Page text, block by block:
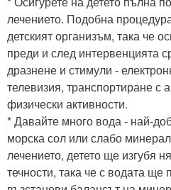
лечението. Подобна
детският организъм, така че
преди и след интервенцията
дразнене и стимули -
телевизия, транспортиране с
физически активности.
* Давайте много вода - най-
морска сол или слабо
лечението, детето ще изгубя
течности, така че с водата ще